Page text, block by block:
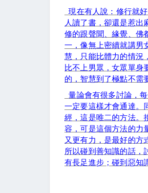
現在有人說：修行就
人讀了書，卻還是惹出
修的跟聲聞、緣覺、佛
一，像無上密續就講男
慧，只能比體力的情況
比不上男眾，女眾單身
的，智慧到了極點不需
量論會有很多討論，
一定要這樣才會通達。
經，這是唯二的方法。
容，可是這個方法的力
又更有力，是最好的方
所以碰到善知識的話，
有長足進步；碰到惡知